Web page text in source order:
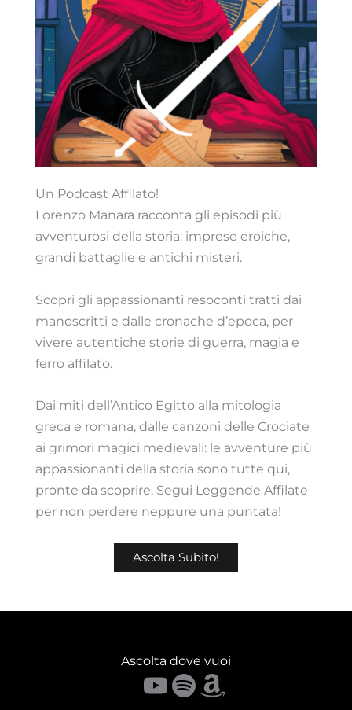
Un Podcast Affilato!
Lorenzo Manara racconta gli episodi più
avventurosi della storia: imprese eroiche,
grandi battaglie e antichi misteri.
Scopri gli appassionanti resoconti tratti dai
manoscritti e dalle cronache d’epoca, per
vivere autentiche storie di guerra, magia e
ferro affilato.
Dai miti dell’Antico Egitto alla mitologia
greca e romana, dalle canzoni delle Crociate
ai grimori magici medievali: le avventure più
appassionanti della storia sono tutte qui,
pronte da scoprire. Segui Leggende Affilate
per non perdere neppure una puntata!
Ascolta Subito!
Ascolta dove vuoi
YouTube
Spotify
Amazon